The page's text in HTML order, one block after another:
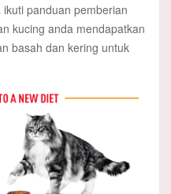
panduan pemberian
kucing anda mendapatkan
basah dan kering untuk